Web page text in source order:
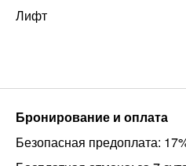
Лифт
Бронирование и оплата
Безопасная предоплата: